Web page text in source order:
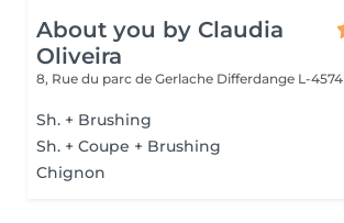
About you by Claudia
Oliveira
8, Rue du parc de Gerlache Differdange L-4574
Sh. + Brushing
Sh. + Coupe + Brushing
Chignon